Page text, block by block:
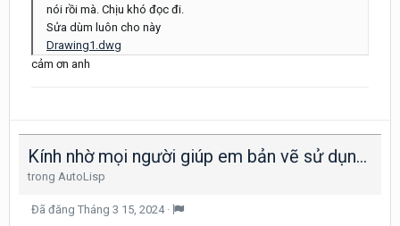
nói rồi mà. Chịu khó đọc đi.
Sửa dùm luôn cho này
Drawing1.dwg
cảm ơn anh
Kính nhờ mọi người giúp em bản vẽ sử dụng lisp in ấn MPL với ạ
trong AutoLisp
Đã đăng Tháng 3 15, 2024 ·